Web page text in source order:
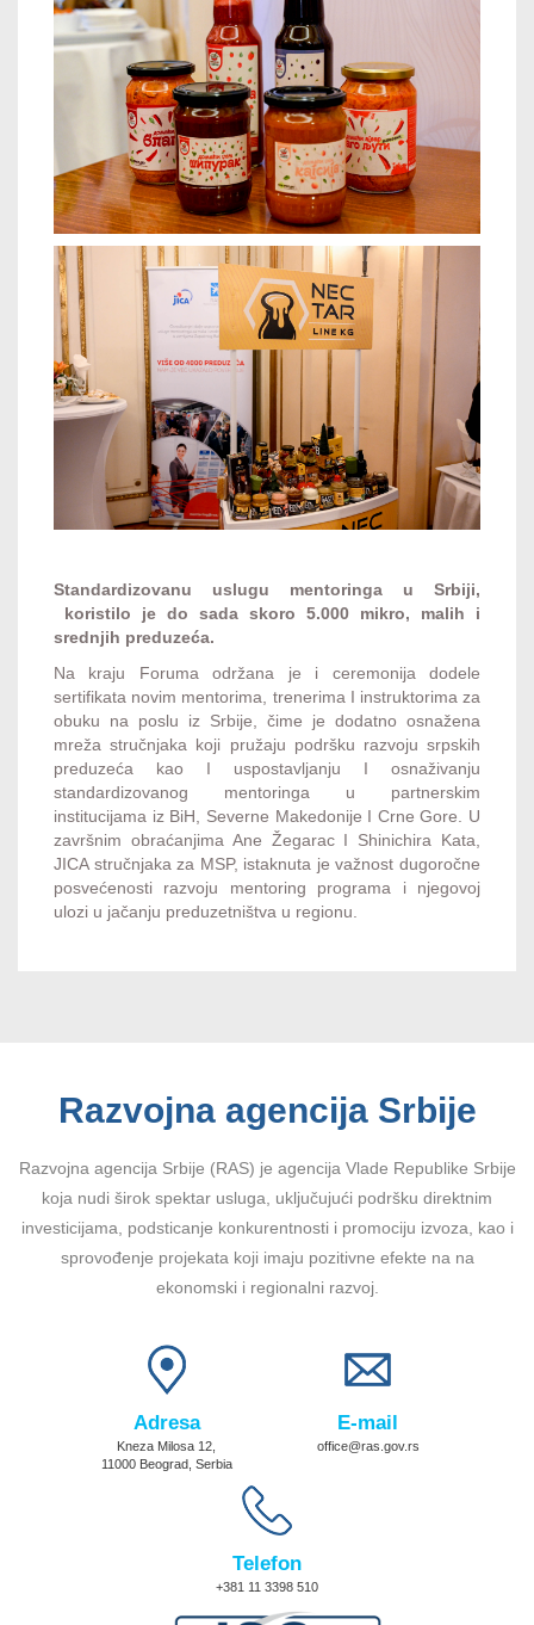
Standardizovanu uslugu mentoringa u Srbiji,
koristilo je do sada skoro 5.000 mikro, malih i
srednjih preduzeća.
Na kraju Foruma održana je i ceremonija dodele
sertifikata novim mentorima, trenerima I instruktorima za
obuku na poslu iz Srbije, čime je dodatno osnažena
mreža stručnjaka koji pružaju podršku razvoju srpskih
preduzeća kao I uspostavljanju I osnaživanju
standardizovanog mentoringa u partnerskim
institucijama iz BiH, Severne Makedonije I Crne Gore. U
završnim obraćanjima Ane Žegarac I Shinichira Kata,
JICA stručnjaka za MSP, istaknuta je važnost dugoročne
posvećenosti razvoju mentoring programa i njegovoj
ulozi u jačanju preduzetništva u regionu.
Razvojna agencija Srbije
Razvojna agencija Srbije (RAS) je agencija Vlade Republike Srbije
koja nudi širok spektar usluga, uključujući podršku direktnim
investicijama, podsticanje konkurentnosti i promociju izvoza, kao i
sprovođenje projekata koji imaju pozitivne efekte na na
ekonomski i regionalni razvoj.
Adresa
Kneza Milosa 12,
11000 Beograd, Serbia
E-mail
office@ras.gov.rs
Telefon
+381 11 3398 510